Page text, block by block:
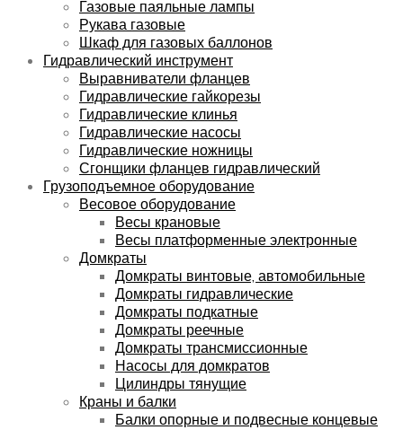
Газовые паяльные лампы
Рукава газовые
Шкаф для газовых баллонов
Гидравлический инструмент
Выравниватели фланцев
Гидравлические гайкорезы
Гидравлические клинья
Гидравлические насосы
Гидравлические ножницы
Сгонщики фланцев гидравлический
Грузоподъемное оборудование
Весовое оборудование
Весы крановые
Весы платформенные электронные
Домкраты
Домкраты винтовые, автомобильные
Домкраты гидравлические
Домкраты подкатные
Домкраты реечные
Домкраты трансмиссионные
Насосы для домкратов
Цилиндры тянущие
Краны и балки
Балки опорные и подвесные концевые